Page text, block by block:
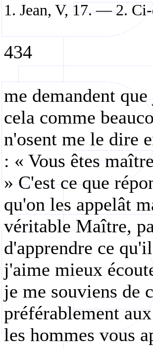
1. Jean, V, 17. — 2.
434
me demandent
cela comme
n'osent me le dire
: « Vous êtes
» C'est ce que
qu'on les appelât
véritable Maître,
d'apprendre ce
j'aime mieux
je me souviens de
préférablement
les hommes vous